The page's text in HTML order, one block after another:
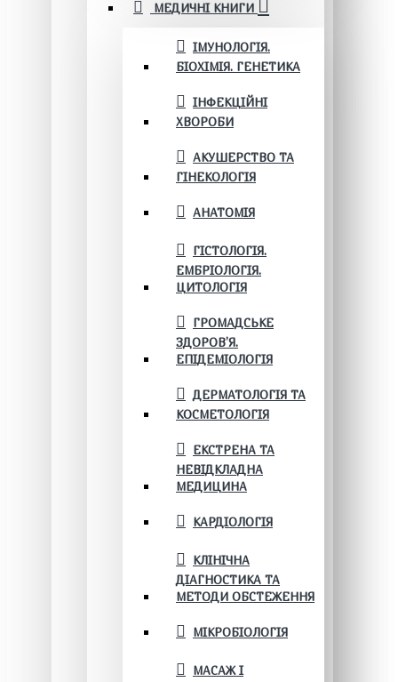
МЕДИЧНІ КНИГИ
ІМУНОЛОГІЯ.
БІОХІМІЯ. ГЕНЕТИКА
ІНФЕКЦІЙНІ
ХВОРОБИ
АКУШЕРСТВО ТА
ГІНЕКОЛОГІЯ
АНАТОМІЯ
ГІСТОЛОГІЯ.
ЕМБРІОЛОГІЯ.
ЦИТОЛОГІЯ
ГРОМАДСЬКЕ
ЗДОРОВ’Я.
ЕПІДЕМІОЛОГІЯ
ДЕРМАТОЛОГІЯ ТА
КОСМЕТОЛОГІЯ
ЕКСТРЕНА ТА
НЕВІДКЛАДНА
МЕДИЦИНА
КАРДІОЛОГІЯ
КЛІНІЧНА
ДІАГНОСТИКА ТА
МЕТОДИ ОБСТЕЖЕННЯ
МІКРОБІОЛОГІЯ
МАСАЖ І